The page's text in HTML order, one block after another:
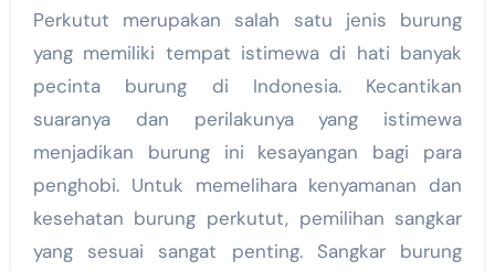
Perkutut merupakan salah satu jenis burung
yang memiliki tempat istimewa di hati banyak
pecinta burung di Indonesia. Kecantikan
suaranya dan perilakunya yang istimewa
menjadikan burung ini kesayangan bagi para
penghobi. Untuk memelihara kenyamanan dan
kesehatan burung perkutut, pemilihan sangkar
yang sesuai sangat penting. Sangkar burung